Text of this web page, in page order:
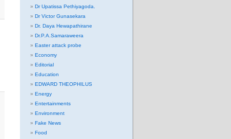
Dr Upatissa Pethiyagoda.
Dr Victor Gunasekara
Dr. Daya Hewapathirane
Dr.P.A.Samaraweera
Easter attack probe
Economy
Editorial
Education
EDWARD THEOPHILUS
Energy
Entertainments
Environment
Fake News
Food